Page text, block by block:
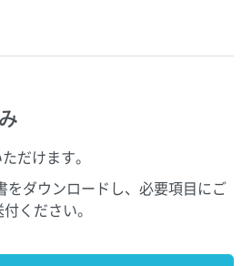
だけます。
をダウンロードし、必要項目にご
ください。